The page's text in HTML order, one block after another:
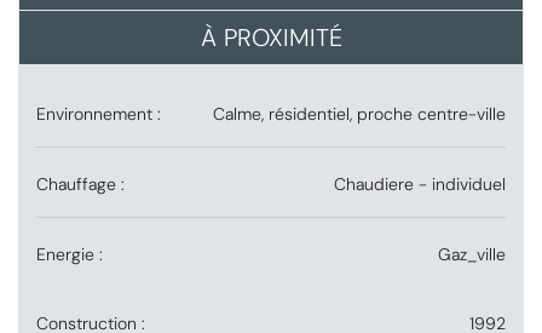
À PROXIMITÉ
Environnement : Calme, résidentiel, proche centre-ville
Chauffage : Chaudiere - individuel
Energie : Gaz_ville
Construction : 1992